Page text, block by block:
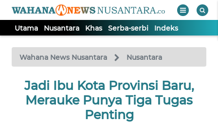
Utama Nusantara Khas Serba-serbi Indeks
Wahana News Nusantara Nusantara
Jadi Ibu Kota Provinsi Baru,
Merauke Punya Tiga Tugas
Penting
TV
Tutup
UTAMA